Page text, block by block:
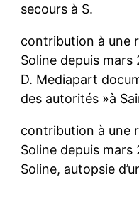
secours à S.
contribution à une
Soline depuis mars
D. Mediapart
des autorités »à
contribution à une
Soline depuis mars
Soline, autopsie